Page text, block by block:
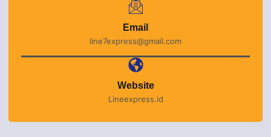
Email
line7express@gmail.com
Website
Lineexpress.id